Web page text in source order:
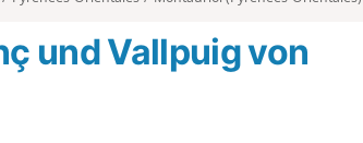
und Vallpuig von